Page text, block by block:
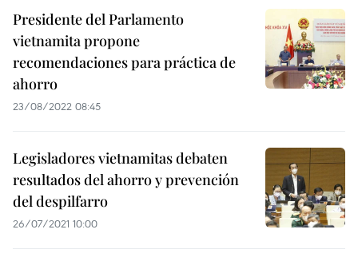
Presidente del Parlamento
vietnamita propone
recomendaciones para práctica de
ahorro
23/08/2022 08:45
Legisladores vietnamitas debaten
resultados del ahorro y prevención
del despilfarro
26/07/2021 10:00